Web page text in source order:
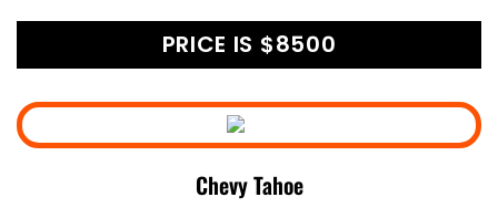
PRICE IS $8500
Chevy Tahoe